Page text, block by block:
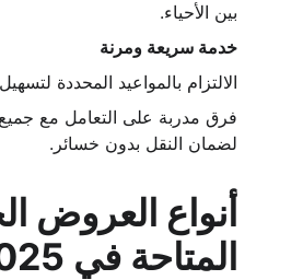
بين الأحياء.
خدمة سريعة ومرنة
الالتزام بالمواعيد المحددة
فرق مدربة على التعامل مع جميع
لضمان النقل بدون خسائر.
أنواع العروض
المتاحة في 2025